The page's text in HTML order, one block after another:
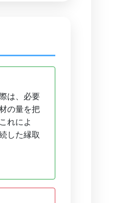
は、必要
の量を把
れによ
した縁取